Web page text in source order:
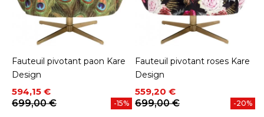
Fauteuil pivotant paon Kare
Design
Prix
594,15 €
Prix de base
699,00 €
-15%
Fauteuil pivotant roses Kare
Design
Prix
559,20 €
Prix de base
699,00 €
-20%